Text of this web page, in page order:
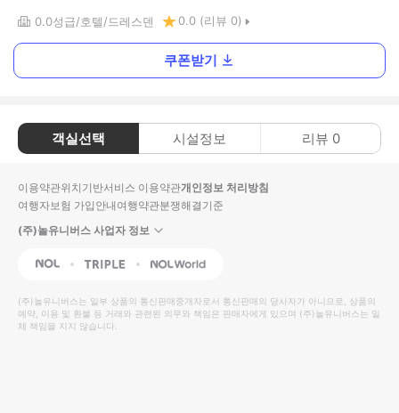
0.0성급 호텔 드레스덴 0.0 (리뷰 0)
쿠폰받기
객실선택 시설정보 리뷰 0
이용약관위치기반서비스 이용약관개인정보 처리방침
여행자보험 가입안내여행약관분쟁해결기준
(주)놀유니버스 사업자 정보
NOL Triple Interpark Global
(주)놀유니버스는 일부 상품의 통신판매중개자로서 통신판매의 당사자가 아니므로, 상품의
예약, 이용 및 환불 등 거래와 관련된 의무와 책임은 판매자에게 있으며 (주)놀유니버스는 일
체 책임을 지지 않습니다.